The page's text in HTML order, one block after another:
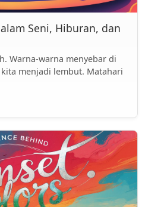
Seni, Hiburan, dan
Warna-warna menyebar di
menjadi lembut. Matahari